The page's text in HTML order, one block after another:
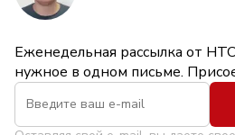
Еженедельная рассылка от
нужное в одном письме.